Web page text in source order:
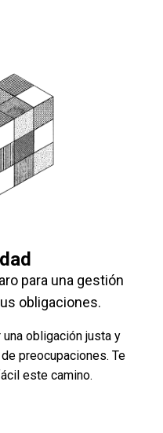
para una gestión
obligaciones.
obligación justa y
preocupaciones. Te
este camino.